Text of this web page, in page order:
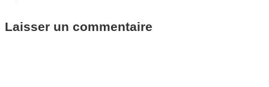
Laisser un commentaire